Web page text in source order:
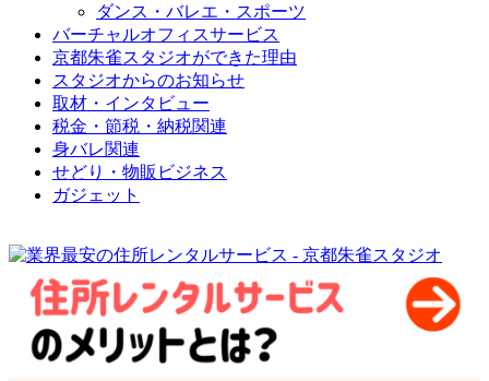
ダンス・バレエ・スポーツ
バーチャルオフィスサービス
京都朱雀スタジオができた理由
スタジオからのお知らせ
取材・インタビュー
税金・節税・納税関連
身バレ関連
せどり・物販ビジネス
ガジェット